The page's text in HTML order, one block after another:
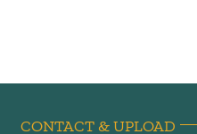
CONTACT & UPLOAD